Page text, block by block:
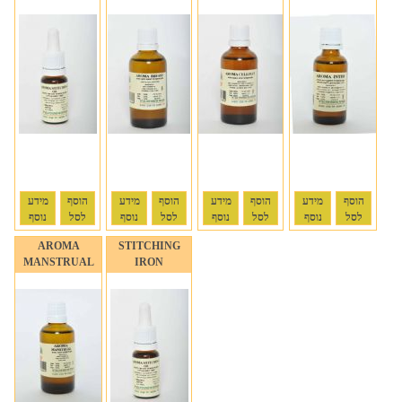
מידע
נוסף
הוסף
לסל
מידע
נוסף
הוסף
לסל
מידע
נוסף
הוסף
לסל
מידע
נוסף
הוסף
לסל
AROMA
MANSTRUAL
STITCHING
IRON